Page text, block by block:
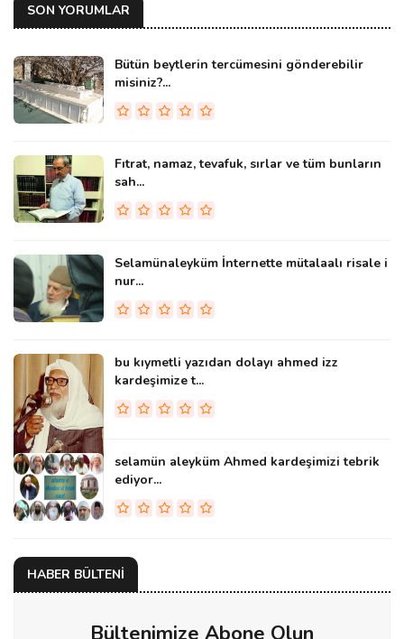
SON YORUMLAR
Bütün beytlerin tercümesini gönderebilir
misiniz?...
Fıtrat, namaz, tevafuk, sırlar ve tüm bunların
sah...
Selamünaleyküm İnternette mütalaalı risale i
nur...
bu kıymetli yazıdan dolayı ahmed izz
kardeşimize t...
selamün aleyküm Ahmed kardeşimizi tebrik
ediyor...
HABER BÜLTENİ
Bültenimize Abone Olun